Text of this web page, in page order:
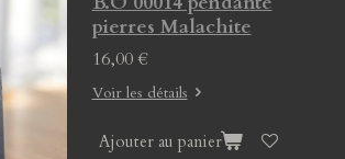
pierres Malachite
16,00 €
Voir les détails
Ajouter au panier